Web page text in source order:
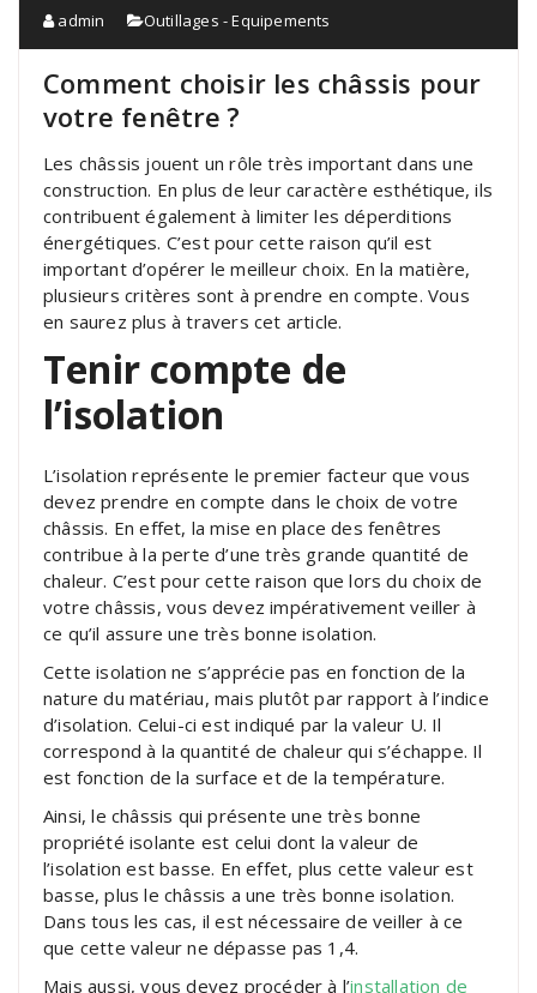
admin Outillages - Equipements
Comment choisir les châssis pour
votre fenêtre ?
Les châssis jouent un rôle très important dans une
construction. En plus de leur caractère esthétique, ils
contribuent également à limiter les déperditions
énergétiques. C’est pour cette raison qu’il est
important d’opérer le meilleur choix. En la matière,
plusieurs critères sont à prendre en compte. Vous
en saurez plus à travers cet article.
Tenir compte de
l’isolation
L’isolation représente le premier facteur que vous
devez prendre en compte dans le choix de votre
châssis. En effet, la mise en place des fenêtres
contribue à la perte d’une très grande quantité de
chaleur. C’est pour cette raison que lors du choix de
votre châssis, vous devez impérativement veiller à
ce qu’il assure une très bonne isolation.
Cette isolation ne s’apprécie pas en fonction de la
nature du matériau, mais plutôt par rapport à l’indice
d’isolation. Celui-ci est indiqué par la valeur U. Il
correspond à la quantité de chaleur qui s’échappe. Il
est fonction de la surface et de la température.
Ainsi, le châssis qui présente une très bonne
propriété isolante est celui dont la valeur de
l’isolation est basse. En effet, plus cette valeur est
basse, plus le châssis a une très bonne isolation.
Dans tous les cas, il est nécessaire de veiller à ce
que cette valeur ne dépasse pas 1,4.
Mais aussi, vous devez procéder à l’installation de